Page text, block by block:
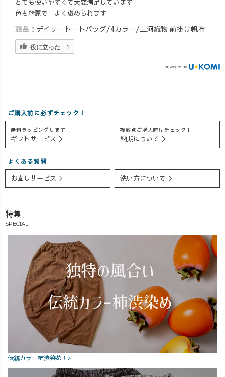
とても使いやすくて大変満足しています
色も綺麗で よく褒められます
商品： デイリートートバッグ/4カラー/三河織物 前掛け帆布
役に立った 1
ご購入前に必ずチェック！
無料ラッピングします！
ギフトサービス ＞
複数点ご購入時はチェック！
納期について ＞
よくある質問
お直しサービス ＞ 洗い方について ＞
特集
SPECIAL
伝統カラー柿渋染め！>